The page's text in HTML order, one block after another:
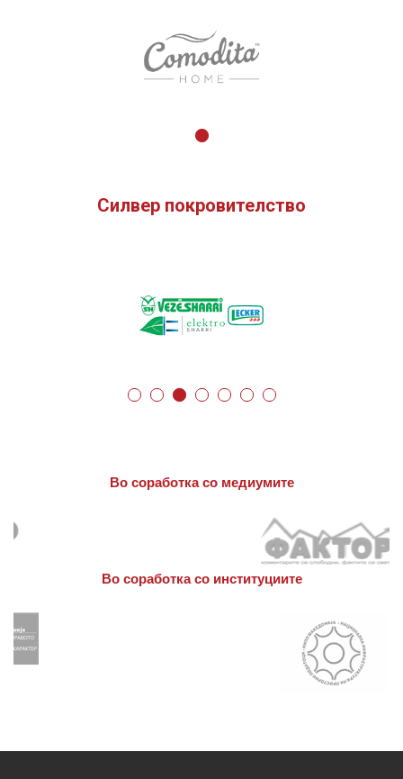
Силвер покровителство
Во соработка со медиумите
Во соработка со институциите